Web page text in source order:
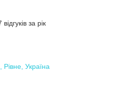
за рік
Рівне, Україна